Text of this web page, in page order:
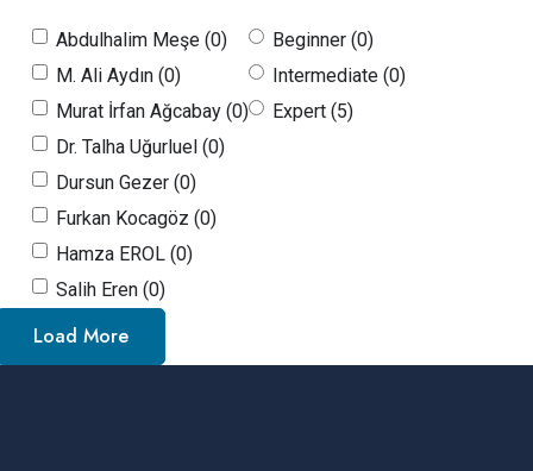
Abdulhalim Meşe (0)
M. Ali Aydın (0)
Murat İrfan Ağcabay (0)
Dr. Talha Uğurluel (0)
Dursun Gezer (0)
Furkan Kocagöz (0)
Hamza EROL (0)
Salih Eren (0)
Beginner (0)
Intermediate (0)
Expert (5)
Load More